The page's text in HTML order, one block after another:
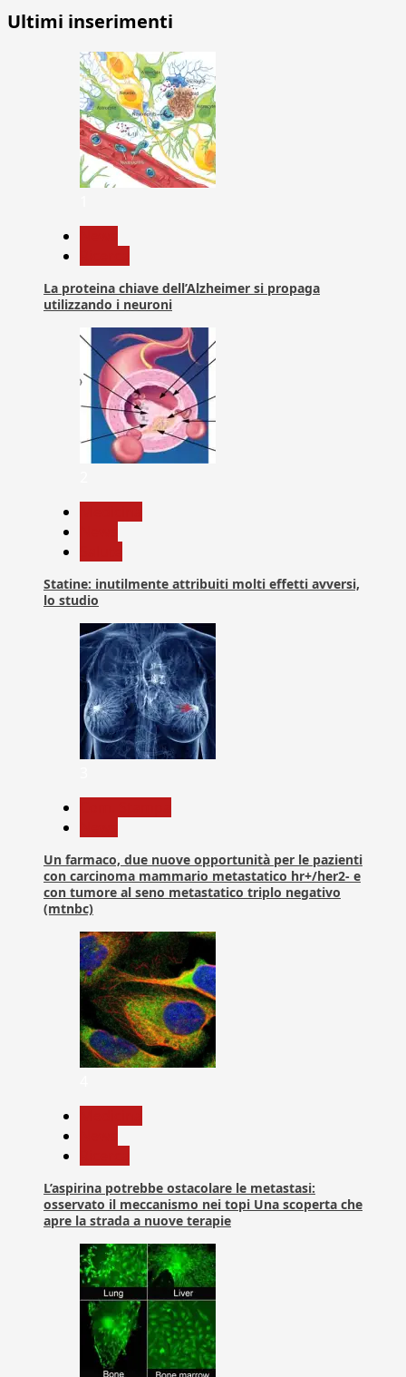
Ultimi inserimenti
La proteina chiave dell’Alzheimer si propaga
utilizzando i neuroni
Statine: inutilmente attribuiti molti effetti avversi,
lo studio
Un farmaco, due nuove opportunità per le pazienti
con carcinoma mammario metastatico hr+/her2- e
con tumore al seno metastatico triplo negativo
(mtnbc)
L’aspirina potrebbe ostacolare le metastasi:
osservato il meccanismo nei topi Una scoperta che
apre la strada a nuove terapie